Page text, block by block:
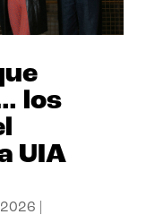
los
UIA